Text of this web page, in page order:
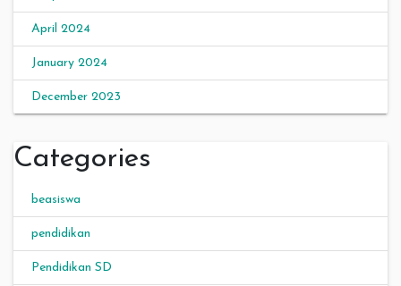
April 2024
January 2024
December 2023
Categories
beasiswa
pendidikan
Pendidikan SD